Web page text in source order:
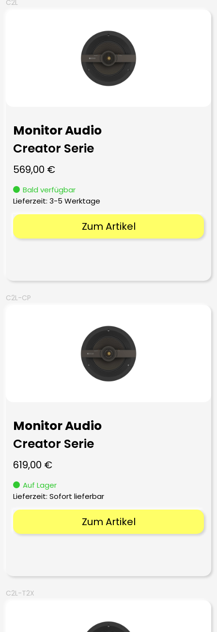
C2L
Monitor Audio
Creator Serie
569,00 €
Bald verfügbar
Lieferzeit: 3-5 Werktage
Zum Artikel
C2L-CP
Monitor Audio
Creator Serie
619,00 €
Auf Lager
Lieferzeit: Sofort lieferbar
Zum Artikel
C2L-T2X